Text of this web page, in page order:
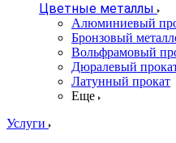
Цветные металлы
Алюминиевый
Бронзовый
Вольфрамовый
Дюралевый
Латунный прокат
Еще
Услуги